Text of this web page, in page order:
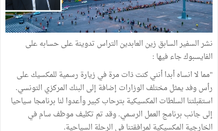
نشر السفير السابق زين العابدين التراس تدوينة على حسابه على
الفايسبوك جاء فيها :
"مما لا انساه أبدا أنني كنت ذات مرة في زيارة رسمية للمكسيك على
رأس وفد يمثل مختلف الوزارات إضافة إلى البنك المركزي التونسي.
استقبلتنا السلطات المكسيكية بترحاب كبير وأعدوا لنا برنامجا سياحيا
إلى جانب برنامج العمل الرسمي. وقد تم تكليف موظف سام في
الخارجية المكسيكية لمرافقتنا في الرحلة السياحية.